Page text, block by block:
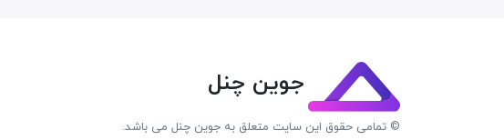
جوین چنل
© تمامی حقوق این سایت متعلق به جوین چنل می باشد.